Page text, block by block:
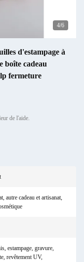
4/6
d'estampage à
boîte cadeau
fermeture
de l'aide.
autre cadeau et artisanat,
estampage, gravure,
revêtement UV,